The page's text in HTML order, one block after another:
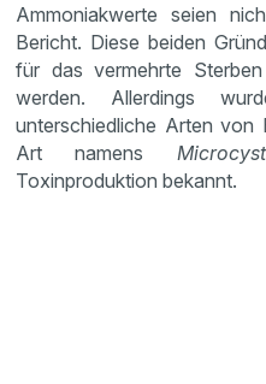
Ammoniakwerte seien
Bericht. Diese beiden
für das vermehrte
werden. Allerdings
unterschiedliche Arten von
Art namens
Toxinproduktion bekannt.